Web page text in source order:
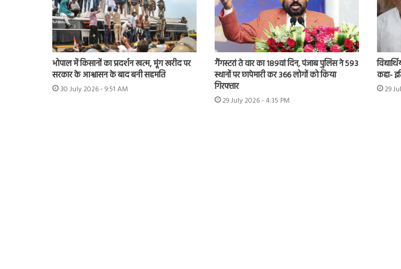
भोपाल में किसानों का प्रदर्शन खत्म, मूंग खरीद पर
सरकार के आश्वासन के बाद बनी सहमति
30 July 2026 - 9:51 AM
गैंगस्टरां ते वार का 189वां दिन, पंजाब पुलिस ने 593
स्थानों पर छापेमारी कर 366 लोगों को किया
गिरफ्तार
29 July 2026 - 4:35 PM
कहा-
29